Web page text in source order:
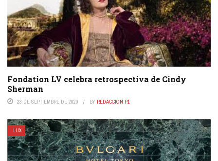
Fondation LV celebra retrospectiva de Cindy
Sherman
23 DE SEPTIEMBRE DE 2020 BY REDACCIÓN P1
LUX